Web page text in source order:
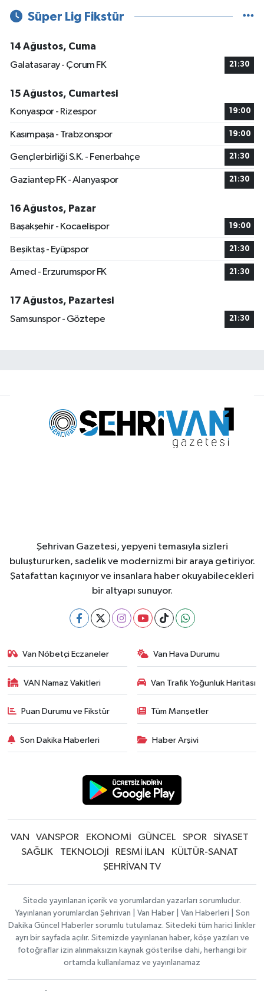
Süper Lig Fikstür
14 Ağustos, Cuma
Galatasaray - Çorum FK
21:30
15 Ağustos, Cumartesi
Konyaspor - Rizespor
19:00
Kasımpaşa - Trabzonspor 19:00
Gençlerbirliği S.K. - Fenerbahçe 21:30
Gaziantep FK - Alanyaspor 21:30
16 Ağustos, Pazar
Başakşehir - Kocaelispor
19:00
Beşiktaş - Eyüpspor 21:30
Amed - Erzurumspor FK 21:30
17 Ağustos, Pazartesi
Samsunspor - Göztepe
21:30
Şehrivan Gazetesi, yepyeni temasıyla sizleri
buluştururken, sadelik ve modernizmi bir araya getiriyor.
Şatafattan kaçınıyor ve insanlara haber okuyabilecekleri
bir altyapı sunuyor.
Van Nöbetçi Eczaneler Van Hava Durumu
VAN Namaz Vakitleri Van Trafik Yoğunluk Haritası
Puan Durumu ve Fikstür Tüm Manşetler
Son Dakika Haberleri Haber Arşivi
VAN VANSPOR EKONOMİ GÜNCEL SPOR
SİYASET
SAĞLIK
TEKNOLOJİ RESMİ İLAN
KÜLTÜR-SANAT
ŞEHRİVAN TV
Sitede yayınlanan içerik ve yorumlardan yazarları sorumludur.
Yayınlanan yorumlardan Şehrivan | Van Haber | Van Haberleri | Son
Dakika Güncel Haberler sorumlu tutulamaz. Sitedeki tüm harici linkler
ayrı bir sayfada açılır. Sitemizde yayınlanan haber, köşe yazıları ve
fotoğraflar izin alınmaksızın kaynak gösterilse dahi, herhangi bir
ortamda kullanılamaz ve yayınlanamaz